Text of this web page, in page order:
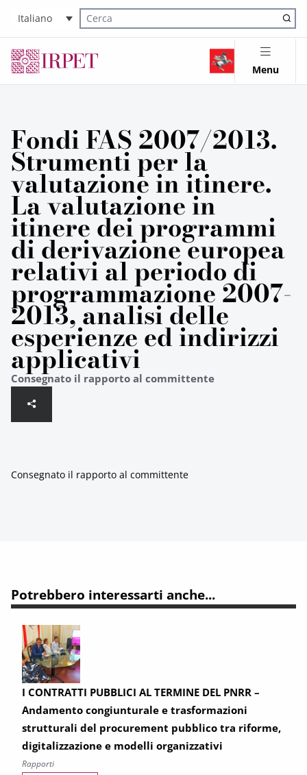
Italiano
Cerca nel sito
Menu
Fondi FAS 2007/2013.
Strumenti per la
valutazione in itinere.
La valutazione in
itinere dei programmi
di derivazione europea
relativi al periodo di
programmazione 2007-
2013, analisi delle
esperienze ed indirizzi
applicativi
Consegnato il rapporto al committente
Consegnato il rapporto al committente
Potrebbero interessarti anche...
I CONTRATTI PUBBLICI AL TERMINE DEL PNRR –
Andamento congiunturale e trasformazioni
strutturali del procurement pubblico tra riforme,
digitalizzazione e modelli organizzativi
Rapporti